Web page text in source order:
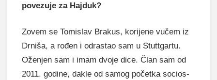
povezuje za Hajduk?
Zovem se Tomislav Brakus, korijene vučem iz
Drniša, a rođen i odrastao sam u Stuttgartu.
Oženjen sam i imam dvoje dice. Član sam od
2011. godine, dakle od samog početka socios-